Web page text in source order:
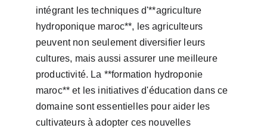
intégrant les techniques d'**agriculture
hydroponique maroc**, les agriculteurs
peuvent non seulement diversifier leurs
cultures, mais aussi assurer une meilleure
productivité. La **formation hydroponie
maroc** et les initiatives d'éducation dans ce
domaine sont essentielles pour aider les
cultivateurs à adopter ces nouvelles